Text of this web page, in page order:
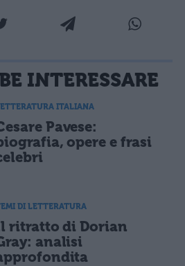
INTERESSARE
ITALIANA
Pavese:
opere e frasi
DI LETTERATURA
ritratto di Dorian
analisi